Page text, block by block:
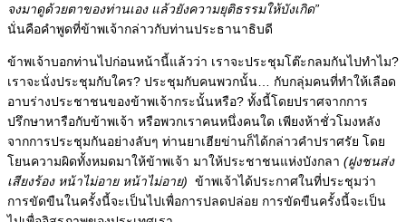
จงมาดูด้วยตาของท่านเอง แล้วยังความยุติธรรมให้บังเกิด”
นั่นคือคำพูดที่ข้าพเจ้ากล่าวกับท่านประธานาธิบดี
ข้าพเจ้าบอกท่านไปก่อนหน้านี้แล้วว่า เราจะประชุมโต๊ะกลมกันไปทำไม?
เราจะนั่งประชุมกับใคร? ประชุมกับคนพวกนั้น… กับกลุ่มคนที่ทำให้เลือด
อาบร่างประชาชนของข้าพเจ้ากระนั้นหรือ? ทั้งนี้โดยปราศจากการ
ปรึกษาหารือกับข้าพเจ้า หรือพวกเราคนหนึ่งคนใด เพียงห้าชั่วโมงหลัง
จากการประชุมกันอย่างลับๆ ท่านยาเฮียข่านก็ได้กล่าวคำปราศรัย โดย
โยนความผิดทั้งหมดมาให้ข้าพเจ้า มาให้ประชาชนแห่งบังกลา (ฝูงชนส่ง
เสียงร้อง หน้าไม่อาย หน้าไม่อาย) ข้าพเจ้าได้ประกาศในที่ประชุมว่า
การขัดขืนในครั้งนี้จะเป็นไปเพื่อการปลดปล่อย การขัดขืนครั้งนี้จะเป็น